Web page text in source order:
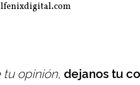
opinión, dejanos tu